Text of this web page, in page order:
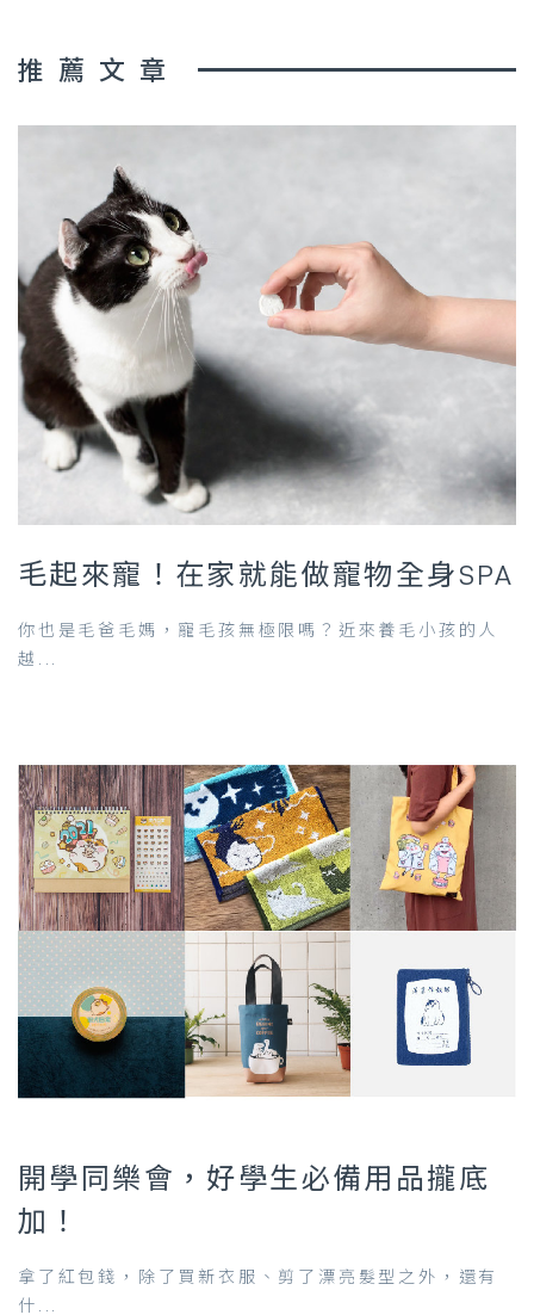
推薦文章
毛起來寵！在家就能做寵物全身SPA
你也是毛爸毛媽，寵毛孩無極限嗎？近來養毛小孩的人
越...
開學同樂會，好學生必備用品攏底
加！
拿了紅包錢，除了買新衣服、剪了漂亮髮型之外，還有
什...